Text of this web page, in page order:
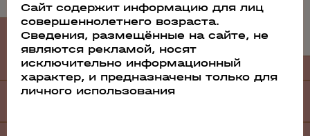
Филиалы
и дистрибьюторы
Сайт содержит информацию для лиц
совершеннолетнего возраста.
Сведения, размещённые на сайте, не
являются рекламой, носят
исключительно информационный
характер, и предназначены только для
личного использования